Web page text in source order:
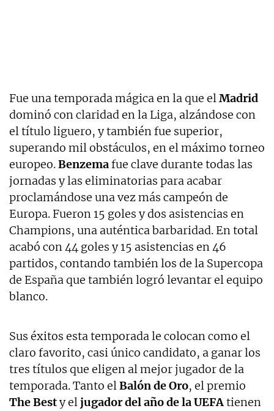
Fue una temporada mágica en la que elMadrid
dominó con claridad en la Liga, alzándose con
el título liguero, y también fue superior,
superando mil obstáculos, en el máximo torneo
europeo.Benzemafue clave durante todas las
jornadas y las eliminatorias para acabar
proclamándose una vez más campeón de
Europa. Fueron 15 goles y dos asistencias en
Champions, una auténtica barbaridad. En total
acabó con 44 goles y 15 asistencias en 46
partidos, contando también los de la Supercopa
de España que también logró levantar el equipo
blanco.
Sus éxitos esta temporada le colocan como el
claro favorito, casi único candidato, a ganar los
tres títulos que eligen al mejor jugador de la
temporada. Tanto elBalón de Oro, el premio
The Besty eljugador del año de la UEFAtienen